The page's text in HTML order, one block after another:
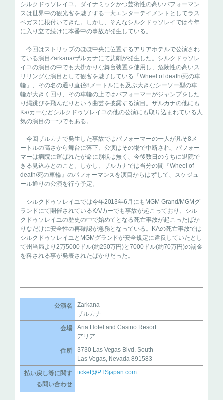
シルクドゥソレイユ。ダイナミックかつ芸術性の高いパフォーマン
スは世界中の観光客を魅了する一大エンターテイメントとしてラス
ベガスに根付いてきた。しかし、そんなシルクドゥソレイでは今年
に入り立て続けに本番中の事故が発生している。
今回はストリップのほぼ中央に位置するアリアホテルで公演され
ている演目Zarkana/ザルカナにて悲劇が発生した。シルクドゥソレ
イユの演目の中でも大掛かりな舞台装置を使用し、危険性の高いス
リリングな演目として観客を魅了している『Wheel of death/死の車
輪』、その名の通り直径8メートルにも及ぶ大きなシーソー型の車
輪が大きく回り、その車輪の上ではパフォーマーがジャンプをした
り縄跳びを飛んだりという曲芸を披露する演目。ザルカナの他にも
Ka/カーなどシルクドゥソレイユの他の公演にも取り込まれている人
気の演目の一つでもある。
今回ザルカナで発生した事故ではパフォーマーの一人が凡そ8メ
ートルの高さから舞台に落下、公演はその場で中断され、パフォー
マーは病院に運ばれたが命に別状は無く、今後数日のうちに退院で
きる見込みとのこと。しかし、ザルカナでは当分の間『Wheel of
death/死の車輪』のパフォーマンスを演目からはずして、スケジュ
ール通りの公演を行う予定。
シルクドゥソレイユでは今年2013年6月にもMGM Grand/MGMグ
ランドにて開催されているKA/カーでも事故が起こっており、シル
クドゥソレイユの歴史の中で始めてとなる死亡事故が起こったばか
りなだけに安全性の再確認が急務となっている。KAの死亡事故では
シルクドゥソレイユとMGMグランドが安全規定に違反していたとし
て州当局より2万5000ドル(約250万円)と7000ドル(約70万円)の罰金
を科される事が発表されたばかりだった。
公演名
Zarkana
ザルカナ
会場
Aria Hotel and Casino Resort
アリア
住所
3730 Las Vegas Blvd. South
Las Vegas, Nevada 891583
払い戻し等に関す
る問い合わせ
ticket@PTSjapan.com